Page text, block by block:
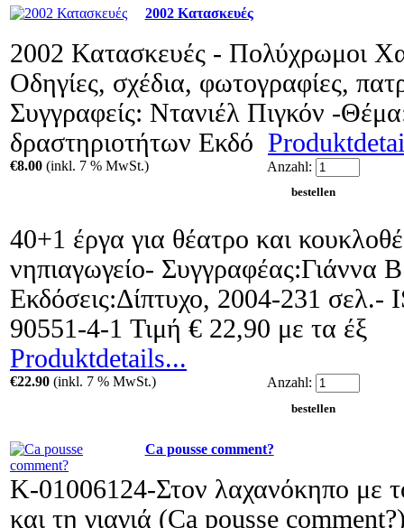
2002 Κατασκευές
2002 Κατασκευές - Πολύχρωμοι
Οδηγίες, σχέδια, φωτογραφίες,
Συγγραφείς: Ντανιέλ Πιγκόν -
δραστηριοτήτων Εκδό
€8.00 (inkl. 7 % MwSt.) Anzahl:
40+1 έργα για θέατρο και
νηπιαγωγείο- Συγγραφέας:Γιάννα
Εκδόσεις:Δίπτυχο, 2004-231 σελ.-
90551-4-1 Τιμή € 22,90 με τα έξ
Produktdetails...
€22.90 (inkl. 7 % MwSt.) Anzahl:
Ca pousse comment?
Κ-01006124-Στον λαχανόκηπο με
και τη γιαγιά (Ca pousse